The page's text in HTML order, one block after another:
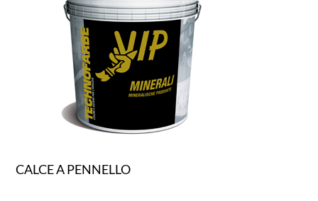
CALCE A PENNELLO